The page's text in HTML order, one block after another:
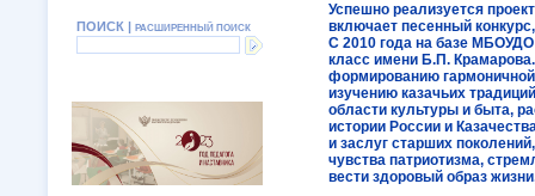
ПОИСК | РАСШИРЕННЫЙ ПОИСК
Успешно реализуется
включает песенный
С 2010 года на базе МБОУДО
класс имени Б.П.
формированию гармоничной
изучению казачьих
области культуры и быта,
истории России и
и заслуг старших
чувства патриотизма,
вести здоровый образ